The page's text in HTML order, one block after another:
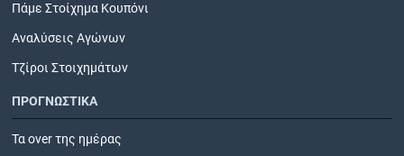
Πάμε Στοίχημα Κουπόνι
Αναλύσεις Αγώνων
Τζίροι Στοιχημάτων
ΠΡΟΓΝΩΣΤΙΚΑ
Τα over της ημέρας